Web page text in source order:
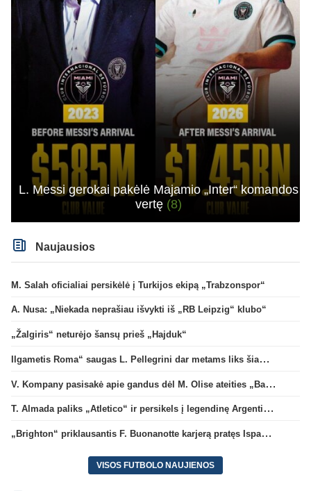
L. Messi gerokai pakėlė Majamio „Inter“ komandos
vertę (8)
Naujausios
M. Salah oficialiai persikėlė į Turkijos ekipą „Trabzonspor“
A. Nusa: „Niekada neprašiau išvykti iš „RB Leipzig“ klubo“
„Žalgiris“ neturėjo šansų prieš „Hajduk“
Ilgametis Roma“ saugas L. Pellegrini dar metams liks šiame klube
V. Kompany pasisakė apie gandus dėl M. Olise ateities „Bayern“ gretose
T. Almada paliks „Atletico“ ir persikels į legendinę Argentinos ekipą
„Brighton“ priklausantis F. Buonanotte karjerą pratęs Ispanijoje
VISOS FUTBOLO NAUJIENOS